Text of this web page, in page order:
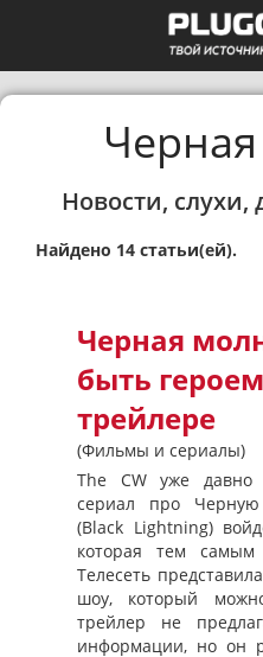
Новости, слухи,
Найдено 14 статьи(ей).
Черная
быть
трейлере
(Фильмы и сериалы)
The CW уже давно
сериал про
(Black Lightning)
которая тем самым
Телесеть
шоу, который
трейлер не
информации, но он